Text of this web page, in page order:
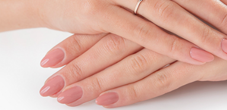
0,50ct
10 349 zł
0,70ct
15 999 zł
1ct
30 999 zł